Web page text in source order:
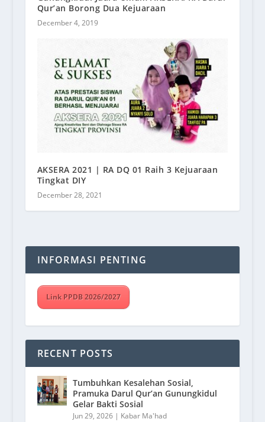
Qur’an Borong Dua Kejuaraan
December 4, 2019
AKSERA 2021 | RA DQ 01 Raih 3 Kejuaraan
Tingkat DIY
December 28, 2021
INFORMASI PENTING
Link PPDB 2026/2027
RECENT POSTS
Tumbuhkan Kesalehan Sosial,
Pramuka Darul Qur’an Gunungkidul
Gelar Bakti Sosial
Jun 29, 2026| Kabar Ma'had